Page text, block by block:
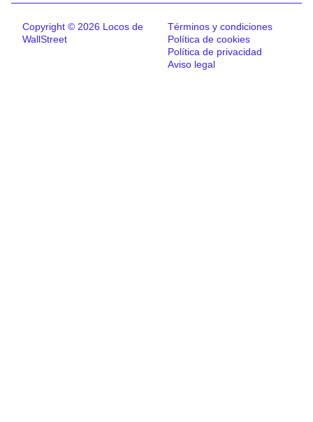
Copyright © 2026 Locos de
WallStreet
Términos y condiciones
Política de cookies
Política de privacidad
Aviso legal